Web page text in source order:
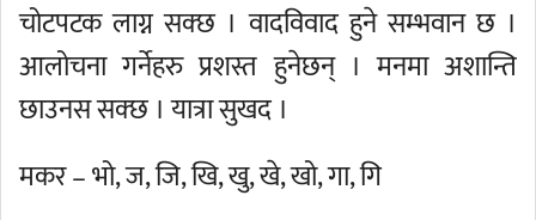
चोटपटक लाग्न सक्छ । वादविवाद हुने सम्भवान छ ।
आलोचना गर्नेहरु प्रशस्त हुनेछन् । मनमा अशान्ति
छाउनस सक्छ । यात्रा सुखद ।
मकर – भो, ज, जि, खि, खु, खे, खो, गा, गि